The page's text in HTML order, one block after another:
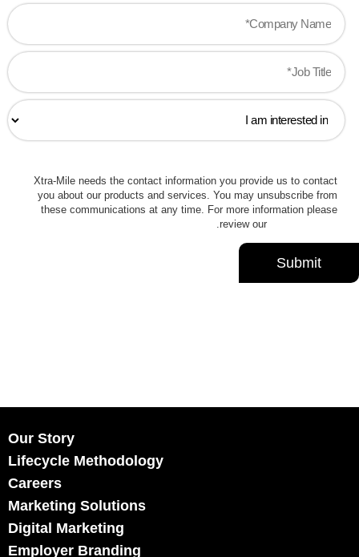
Xtra-Mile needs the contact information you provide us to contact
you about our products and services. You may unsubscribe from
these communications at any time. For more information please
review our
.
Our Story
Lifecycle Methodology
Careers
Marketing Solutions
Digital Marketing
Employer Branding